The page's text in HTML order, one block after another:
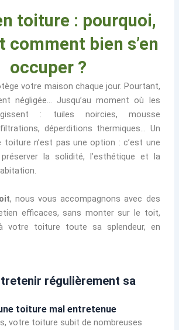
toiture : pourquoi,
comment bien s’en
occuper ?
votre maison chaque jour. Pourtant,
négligée… Jusqu’au moment où les
: tuiles noircies, mousse
déperditions thermiques… Un
n’est pas une option : c’est une
la solidité, l’esthétique et la
, nous vous accompagnons avec des
efficaces, sans monter sur le toit,
votre toiture toute sa splendeur, en
régulièrement sa
toiture mal entretenue
votre toiture subit de nombreuses